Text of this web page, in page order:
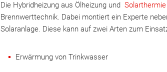
Die Hybridheizung aus Ölheizung und Solarthermie
Brennwerttechnik. Dabei montiert ein Experte
Solaranlage. Diese kann auf zwei Arten zum
Erwärmung von Trinkwasser